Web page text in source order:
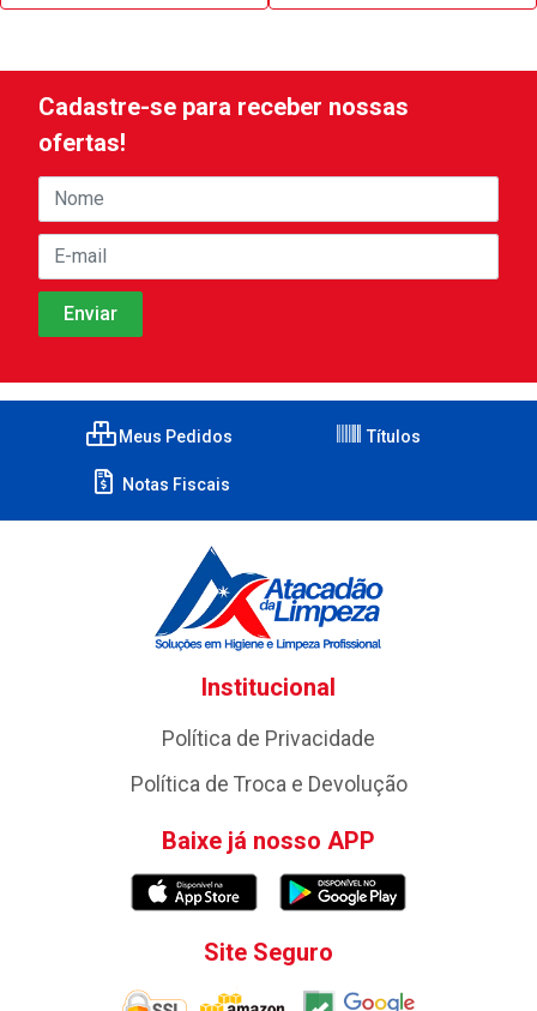
Cadastre-se para receber nossas
ofertas!
Meus Pedidos Títulos
Notas Fiscais
Institucional
Política de Privacidade
Política de Troca e Devolução
Baixe já nosso APP
Site Seguro